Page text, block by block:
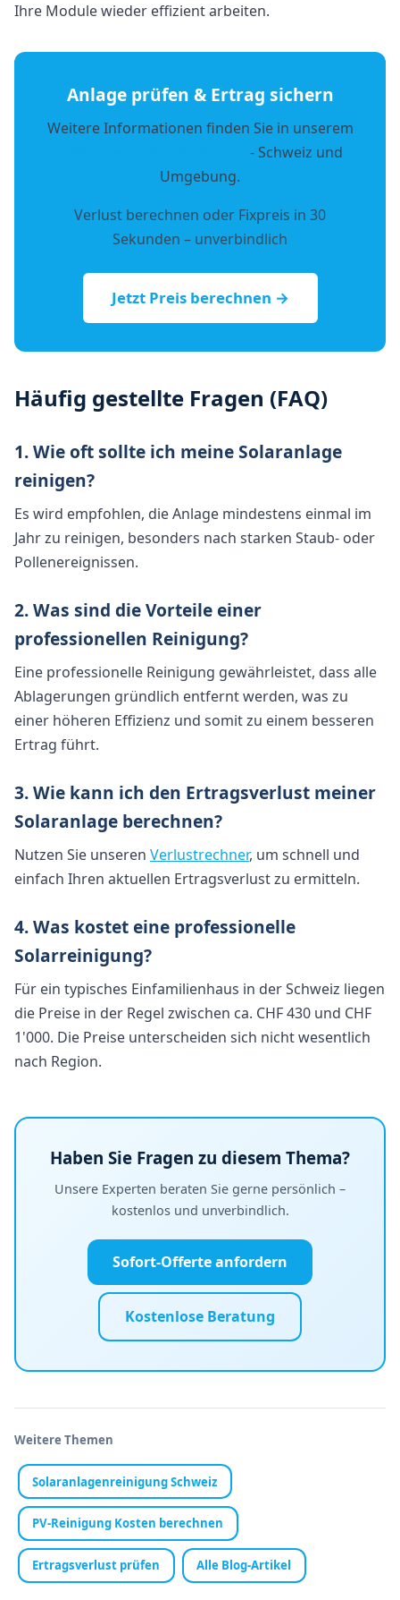
Ihre Module wieder effizient arbeiten.
Anlage prüfen & Ertrag sichern
Weitere Informationen finden Sie in unserem
- Schweiz und
Umgebung.
Verlust berechnen oder Fixpreis in 30
Sekunden – unverbindlich
Jetzt Preis berechnen →
Häufig gestellte Fragen (FAQ)
1. Wie oft sollte ich meine Solaranlage
reinigen?
Es wird empfohlen, die Anlage mindestens einmal im
Jahr zu reinigen, besonders nach starken Staub- oder
Pollenereignissen.
2. Was sind die Vorteile einer
professionellen Reinigung?
Eine professionelle Reinigung gewährleistet, dass alle
Ablagerungen gründlich entfernt werden, was zu
einer höheren Effizienz und somit zu einem besseren
Ertrag führt.
3. Wie kann ich den Ertragsverlust meiner
Solaranlage berechnen?
Nutzen Sie unseren Verlustrechner, um schnell und
einfach Ihren aktuellen Ertragsverlust zu ermitteln.
4. Was kostet eine professionelle
Solarreinigung?
Für ein typisches Einfamilienhaus in der Schweiz liegen
die Preise in der Regel zwischen ca. CHF 430 und CHF
1'000. Die Preise unterscheiden sich nicht wesentlich
nach Region.
Haben Sie Fragen zu diesem Thema?
Unsere Experten beraten Sie gerne persönlich –
kostenlos und unverbindlich.
Sofort-Offerte anfordern
Kostenlose Beratung
Weitere Themen
Solaranlagenreinigung Schweiz
PV-Reinigung Kosten berechnen
Ertragsverlust prüfen Alle Blog-Artikel